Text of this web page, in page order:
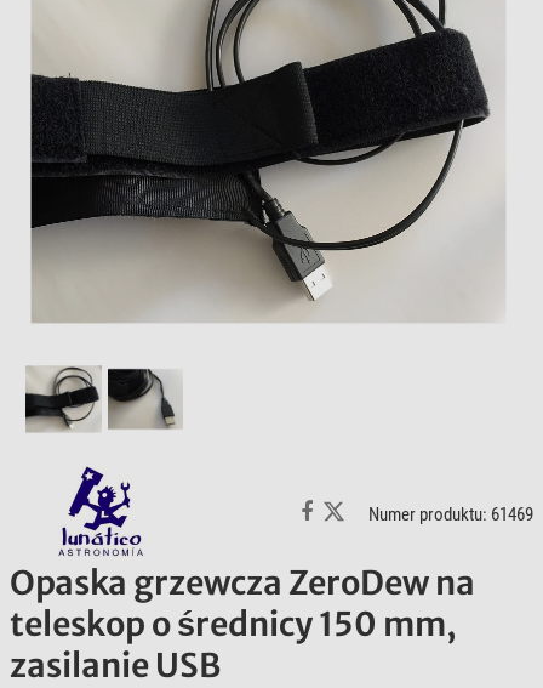
Numer produktu: 61469
Opaska grzewcza ZeroDew na
teleskop o średnicy 150 mm,
zasilanie USB